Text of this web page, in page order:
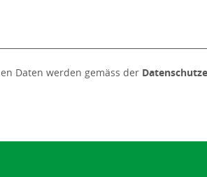
Daten werden gemäss der